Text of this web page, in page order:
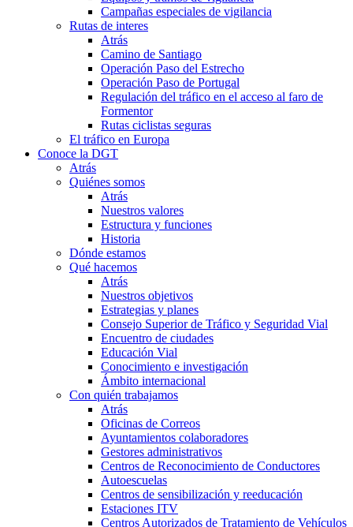
Campañas especiales de vigilancia
Rutas de interes
Atrás
Camino de Santiago
Operación Paso del Estrecho
Operación Paso de Portugal
Regulación del tráfico en el acceso al faro de
Formentor
Rutas ciclistas seguras
El tráfico en Europa
Conoce la DGT
Atrás
Quiénes somos
Atrás
Nuestros valores
Estructura y funciones
Historia
Dónde estamos
Qué hacemos
Atrás
Nuestros objetivos
Estrategias y planes
Consejo Superior de Tráfico y Seguridad Vial
Encuentro de ciudades
Educación Vial
Conocimiento e investigación
Ámbito internacional
Con quién trabajamos
Atrás
Oficinas de Correos
Ayuntamientos colaboradores
Gestores administrativos
Centros de Reconocimiento de Conductores
Autoescuelas
Centros de sensibilización y reeducación
Estaciones ITV
Centros Autorizados de Tratamiento de Vehículos